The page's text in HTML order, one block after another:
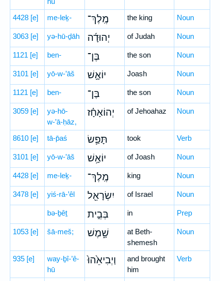
4428 [e] me-leḵ- מֶֽלֶךְ־ the king Noun
3063 [e] yə-hū-ḏāh יְהוּדָ֜ה of Judah Noun
1121 [e] ben- בֶּן־ the son Noun
3101 [e] yō-w-’āš יוֹאָ֣שׁ Joash Noun
1121 [e] ben- בֶּן־ the son Noun
3059 [e]
yə-hō-
w-’ā-ḥāz,
יְהוֹאָחָ֗ז of Jehoahaz Noun
8610 [e] tā-p̄aś תָּפַ֛שׂ took Verb
3101 [e] yō-w-’āš יוֹאָ֥שׁ of Joash Noun
4428 [e] me-leḵ- מֶֽלֶךְ־ king Noun
3478 [e] yiś-rā-’êl יִשְׂרָאֵ֖ל of Israel Noun
bə-ḇêṯ בְּבֵ֣ית in Prep
1053 [e] šā-meš; שָׁ֑מֶשׁ
at Beth-
shemesh
Noun
935 [e]
way-ḇî-’ê-
hū
וַיְבִיאֵ֙הוּ֙
and brought
him
Verb